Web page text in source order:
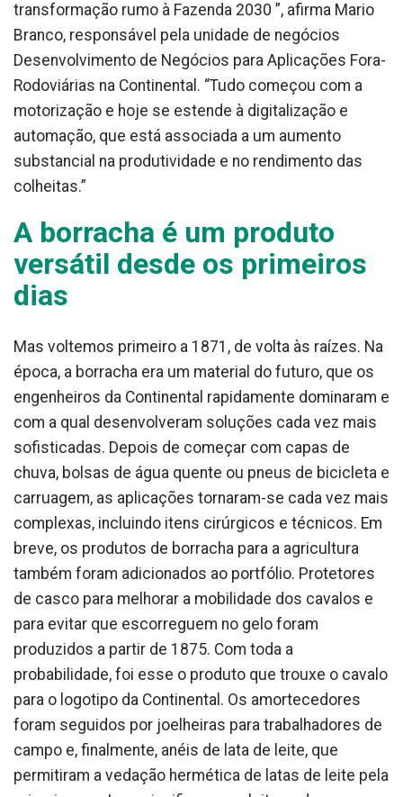
transformação rumo à Fazenda 2030 ”, afirma Mario
Branco, responsável pela unidade de negócios
Desenvolvimento de Negócios para Aplicações Fora-
Rodoviárias na Continental. “Tudo começou com a
motorização e hoje se estende à digitalização e
automação, que está associada a um aumento
substancial na produtividade e no rendimento das
colheitas.”
A borracha é um produto
versátil desde os primeiros
dias
Mas voltemos primeiro a 1871, de volta às raízes. Na
época, a borracha era um material do futuro, que os
engenheiros da Continental rapidamente dominaram e
com a qual desenvolveram soluções cada vez mais
sofisticadas. Depois de começar com capas de
chuva, bolsas de água quente ou pneus de bicicleta e
carruagem, as aplicações tornaram-se cada vez mais
complexas, incluindo itens cirúrgicos e técnicos. Em
breve, os produtos de borracha para a agricultura
também foram adicionados ao portfólio. Protetores
de casco para melhorar a mobilidade dos cavalos e
para evitar que escorreguem no gelo foram
produzidos a partir de 1875. Com toda a
probabilidade, foi esse o produto que trouxe o cavalo
para o logotipo da Continental. Os amortecedores
foram seguidos por joelheiras para trabalhadores de
campo e, finalmente, anéis de lata de leite, que
permitiram a vedação hermética de latas de leite pela